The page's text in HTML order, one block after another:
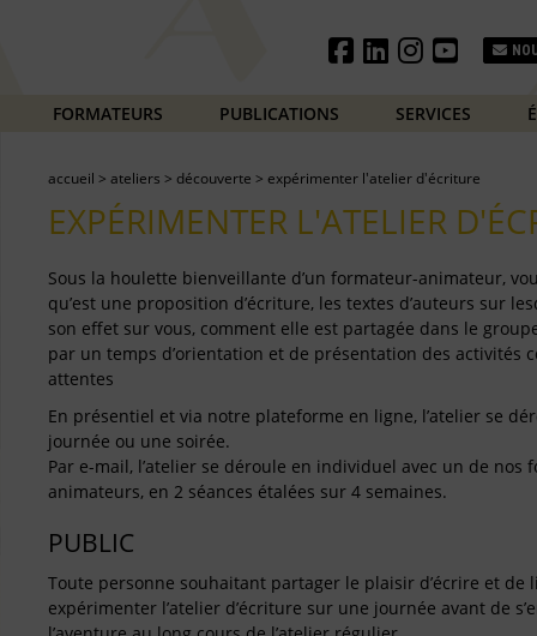
FORMATEURS PUBLICATIONS SERVICES
accueil > ateliers > découverte > expérimenter l'atelier d'écriture
EXPÉRIMENTER L'ATELIER
Sous la houlette bienveillante d’un formateur-animateur,
qu’est une proposition d’écriture, les textes d’auteurs sur
son effet sur vous, comment elle est partagée dans le
par un temps d’orientation et de présentation des activités
attentes
En présentiel et via notre plateforme en ligne, l’atelier se
journée ou une soirée.
Par e-mail, l’atelier se déroule en individuel avec un de nos
animateurs, en 2 séances étalées sur 4 semaines.
PUBLIC
Toute personne souhaitant partager le plaisir d’écrire et de
expérimenter l’atelier d’écriture sur une journée avant de